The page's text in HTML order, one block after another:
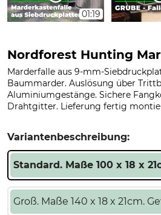
01:19
Nordforest Hunting
Marderfalle aus 9-mm-
Baummarder. Auslösung über
Aluminiumgestänge. Sichere
Drahtgitter. Lieferung fertig
Variantenbeschreibung:
Standard. Maße 100 x 18 x
Groß. Maße 140 x 18 x 21cm.